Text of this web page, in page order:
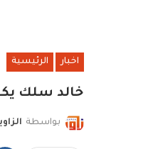
اخبار الرئيسية
خالد سلك
بواسطة